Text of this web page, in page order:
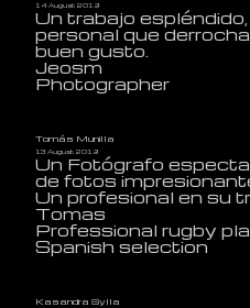
14 August 2019
Un trabajo
personal que
buen gusto.
Jeosm
Photographer
Tomás Munilla
13 August 2019
Un Fotógrafo
de fotos
Un profesional en su
Tomas
Professional rugby
Spanish selection
Kasandra Sylla